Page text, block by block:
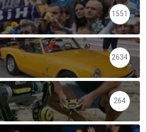
1551
2634
264